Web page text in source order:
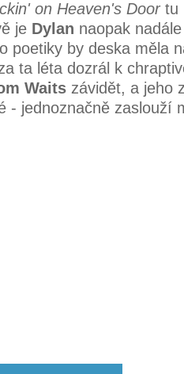
'on Heaven's Doortu
je Dylan naopak
poetiky by deska měla
ta léta dozrál k
Waits závidět, a jeho
- jednoznačně zaslouží